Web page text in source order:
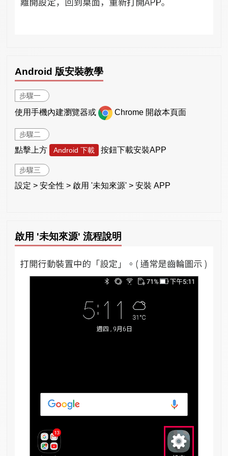
Android 版安裝教學
步驟一
使用手機內建瀏覽器或 Chrome 開啟本頁面
步驟二
點擊上方 Android 下載 按鈕下載安裝APP
步驟三
設定 > 安全性 > 啟用 '未知來源' > 安裝 APP
啟用 '未知來源' 流程說明